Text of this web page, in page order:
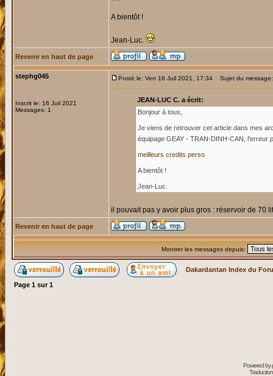
A bientôt !
Jean-Luc.
Revenir en haut de page
stephg045
Inscrit le: 16 Juil 2021
Messages: 1
Posté le: Ven 16 Juil 2021, 17:34 Sujet du
JEAN-LUC C. a écrit:
Bonjour à tous,
Je viens de retrouver cet article dans mes
équipage GEAY - TRAN-DINH-CAN, l'erreur
meilleurs credits perso
A bientôt !
Jean-Luc.
il pouvait pas y avoir plus gros : réservoir de 70
Revenir en haut de page
Montrer les messages depuis:
Dakardantan Index du
Page 1 sur1
Powered by